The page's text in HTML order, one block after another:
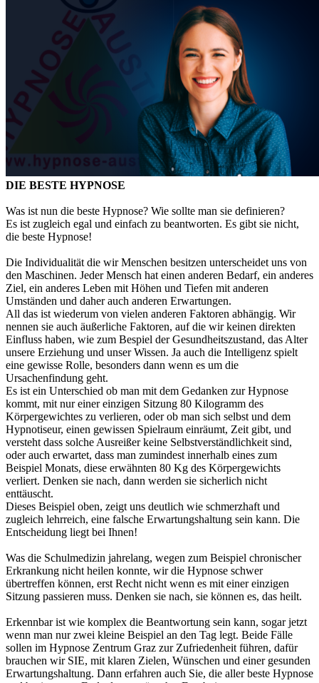
DIE BESTE HYPNOSE
Was ist nun die beste Hypnose? Wie sollte man sie definieren?
Es ist zugleich egal und einfach zu beantworten. Es gibt sie nicht,
die beste Hypnose!
Die Individualität die wir Menschen besitzen unterscheidet uns von
den Maschinen. Jeder Mensch hat einen anderen Bedarf, ein anderes
Ziel, ein anderes Leben mit Höhen und Tiefen mit anderen
Umständen und daher auch anderen Erwartungen.
All das ist wiederum von vielen anderen Faktoren abhängig. Wir
nennen sie auch äußerliche Faktoren, auf die wir keinen direkten
Einfluss haben, wie zum Bespiel der Gesundheitszustand, das Alter
unsere Erziehung und unser Wissen. Ja auch die Intelligenz spielt
eine gewisse Rolle, besonders dann wenn es um die
Ursachenfindung geht.
Es ist ein Unterschied ob man mit dem Gedanken zur Hypnose
kommt, mit nur einer einzigen Sitzung 80 Kilogramm des
Körpergewichtes zu verlieren, oder ob man sich selbst und dem
Hypnotiseur, einen gewissen Spielraum einräumt, Zeit gibt, und
versteht dass solche Ausreißer keine Selbstverständlichkeit sind,
oder auch erwartet, dass man zumindest innerhalb eines zum
Beispiel Monats, diese erwähnten 80 Kg des Körpergewichts
verliert. Denken sie nach, dann werden sie sicherlich nicht
enttäuscht.
Dieses Beispiel oben, zeigt uns deutlich wie schmerzhaft und
zugleich lehrreich, eine falsche Erwartungshaltung sein kann. Die
Entscheidung liegt bei Ihnen!
Was die Schulmedizin jahrelang, wegen zum Beispiel chronischer
Erkrankung nicht heilen konnte, wir die Hypnose schwer
übertreffen können, erst Recht nicht wenn es mit einer einzigen
Sitzung passieren muss. Denken sie nach, sie können es, das heilt.
Erkennbar ist wie komplex die Beantwortung sein kann, sogar jetzt
wenn man nur zwei kleine Beispiel an den Tag legt. Beide Fälle
sollen im Hypnose Zentrum Graz zur Zufriedenheit führen, dafür
brauchen wir SIE, mit klaren Zielen, Wünschen und einer gesunden
Erwartungshaltung. Dann erfahren auch Sie, die aller beste Hypnose